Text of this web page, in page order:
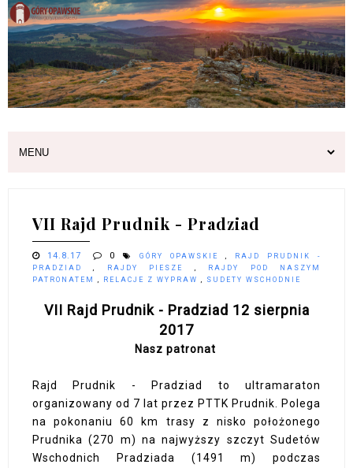
VII Rajd Prudnik - Pradziad
14.8.17 0 GÓRY OPAWSKIE
RAJD PRUDNIK -
PRADZIAD
RAJDY PIESZE
RAJDY POD NASZYM
PATRONATEM
RELACJE Z WYPRAW SUDETY WSCHODNIE
VII Rajd Prudnik - Pradziad 12 sierpnia
2017
Nasz patronat
Rajd Prudnik - Pradziad to ultramaraton
organizowany od 7 lat przez PTTK Prudnik. Polega
na pokonaniu 60 km trasy z nisko położonego
Prudnika (270 m) na najwyższy szczyt Sudetów
Wschodnich Pradziada (1491 m) podczas